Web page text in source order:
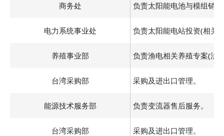
商务处 负责太阳能电池与模组销
电力系统事业处 负责太阳能电站投资(相关
养殖事业部 负责渔电相关养殖专案(法
台湾采购部 采购及进出口管理。
能源技术服务部 负责变流器售后服务。
台湾采购部 采购及进出口管理。